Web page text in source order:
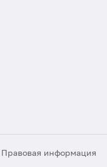
Правовая информация